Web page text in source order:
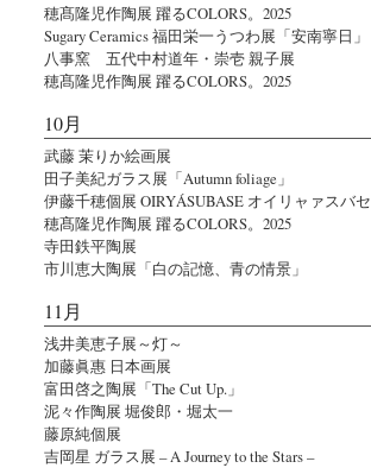
穂髙隆児作陶展 躍るCOLORS。2025
Sugary Ceramics 福田栄一うつわ展「安南寧日」
八事窯 五代中村道年・崇壱 親子展
穂髙隆児作陶展 躍るCOLORS。2025
10月
武藤 茉りか絵画展
田子美紀ガラス展「Autumn foliage」
伊藤千穂個展 OIRYÁSUBASE オイリャァスバセ
穂髙隆児作陶展 躍るCOLORS。2025
寺田鉄平陶展
市川恵大陶展「白の記憶、青の情景」
11月
浅井美恵子展～灯～
加藤眞惠 日本画展
富田啓之陶展「The Cut Up.」
泥々作陶展 堀俊郎・堀太一
藤原純個展
吉岡星 ガラス展 – A Journey to the Stars –